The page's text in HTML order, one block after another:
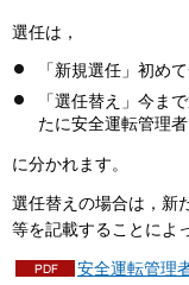
選任は，
「新規選任」初め
「選任替え」今ま
たに安全運転管理
に分かれます。
選任替えの場合は，新
等を記載することによ
安全運転管理